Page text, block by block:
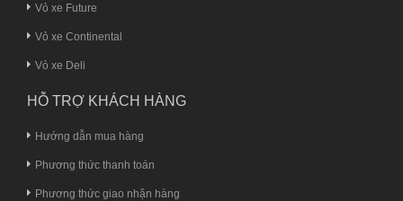
Vỏ xe Future
Vỏ xe Continental
Vỏ xe Deli
HỖ TRỢ KHÁCH HÀNG
Hướng dẫn mua hàng
Phương thức thanh toán
Phương thức giao nhận hàng